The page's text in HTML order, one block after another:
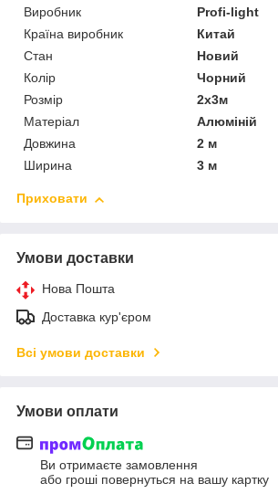
Виробник
Profi-light
Країна виробник
Китай
Стан
Новий
Колір
Чорний
Розмір
2х3м
Матеріал
Алюміній
Довжина
2 м
Ширина
3 м
Приховати
Умови доставки
Нова Пошта
Доставка кур'єром
Всі умови доставки
Умови оплати
Ви отримаєте замовлення
або гроші повернуться на вашу картку